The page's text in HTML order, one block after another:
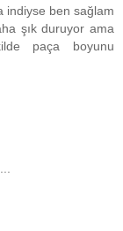
indiyse ben sağlam
şık duruyor ama
paça boyunu